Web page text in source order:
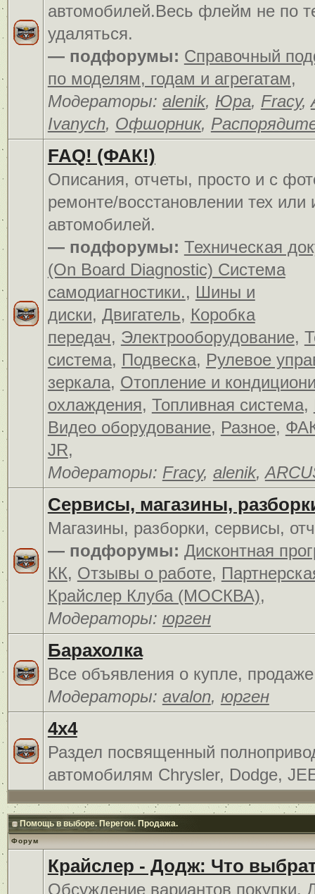
автомобилей.Весь флейм не по
удаляться.
— подфорумы: Справочный
по моделям, годам и агрегатам,
Модераторы: alenik, Юра, Fracy,
Ivanych, Офшорник,
FAQ! (ФАК!)
Описания, отчеты, просто и c
ремонте/восстановлении тех или
автомобилей.
— подфорумы: Техническая
(On Board Diagnostic) Система
самодиагностики., Шины и
диски, Двигатель, Коробка
передач, Электрооборудование,
система, Подвеска, Рулевое
зеркала, Отопление и
охлаждения, Топливная система,
Видео оборудование, Разное,
JR,
Модераторы: Fracy, alenik,
Сервисы, магазины,
Магазины, разборки, сервисы,
— подфорумы: Дисконтная
КК, Отзывы о работе,
Крайслер Клуба (МОСКВА),
Модераторы: юрген
Барахолка
Все объявления о купле,
Модераторы: avalon, юрген
4x4
Раздел посвященный
автомобилям Chrysler, Dodge,
Помощь в выборе. Перегон. Продажа.
Форум
Крайслер - Додж: Что
Обсуждение вариантов покупки.